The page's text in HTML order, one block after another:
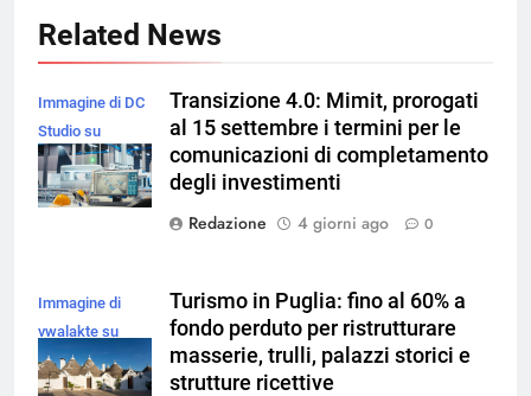
Related News
Immagine di DC
Studio su
Magnific
Transizione 4.0: Mimit, prorogati
al 15 settembre i termini per le
comunicazioni di completamento
degli investimenti
Redazione
4 giorni ago 0
Immagine di
vwalakte su
Magnific
Turismo in Puglia: fino al 60% a
fondo perduto per ristrutturare
masserie, trulli, palazzi storici e
strutture ricettive